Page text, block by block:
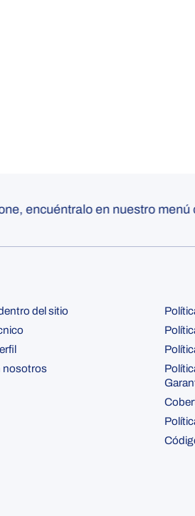
encuéntralo en nuestro menú de
del sitio
nosotros